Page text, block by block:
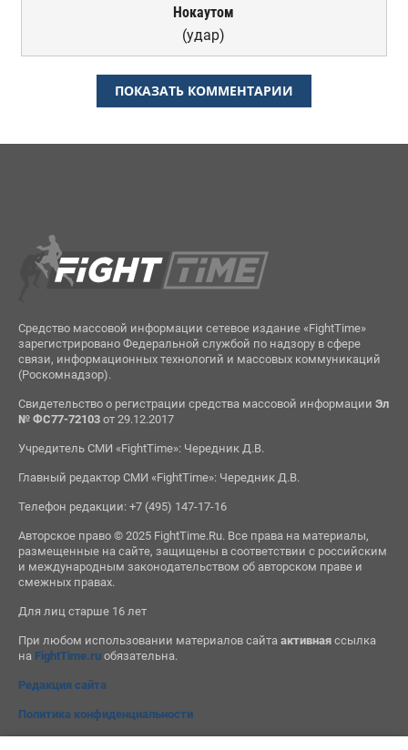
Нокаутом
(удар)
ПОКАЗАТЬ КОММЕНТАРИИ
Средство массовой информации сетевое издание «FightTime»
зарегистрировано Федеральной службой по надзору в сфере
связи, информационных технологий и массовых коммуникаций
(Роскомнадзор).
Свидетельство о регистрации средства массовой информации Эл
№ ФС77-72103от 29.12.2017
Учредитель СМИ «FightTime»: Чередник Д.В.
Главный редактор СМИ «FightTime»: Чередник Д.В.
Телефон редакции: +7 (495) 147-17-16
Авторское право © 2025 FightTime.Ru. Все права на материалы,
размещенные на сайте, защищены в соответствии с российским
и международным законодательством об авторском праве и
смежных правах.
Для лиц старше 16 лет
При любом использовании материалов сайта активнаяссылка
на FightTime.ruобязательна.
Редакция сайта
Политика конфиденциальности